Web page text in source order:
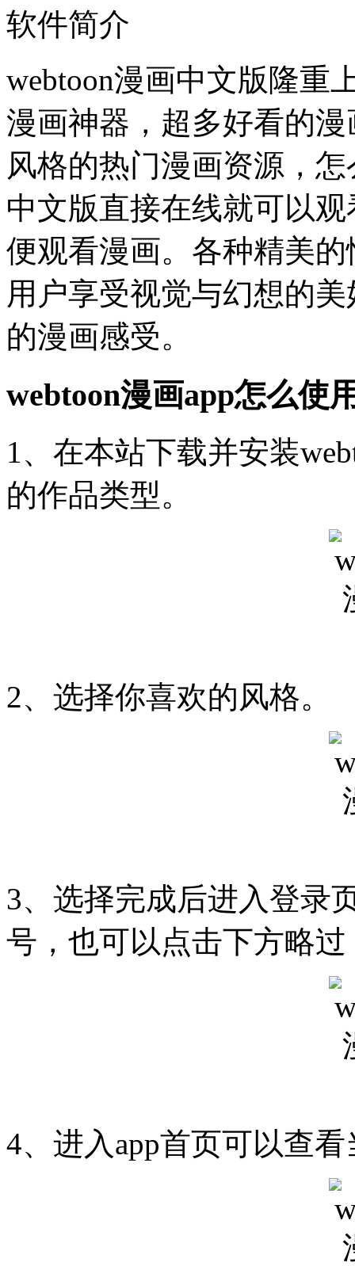
软件简介
webtoon漫画中文版隆重
漫画神器，超多好看的
风格的热门漫画资源，
中文版直接在线就可以
便观看漫画。各种精美
用户享受视觉与幻想的
的漫画感受。
webtoon漫画app怎么使
1、在本站下载并安装
的作品类型。
2、选择你喜欢的风格。
3、选择完成后进入登录
号，也可以点击下方略
4、进入app首页可以查